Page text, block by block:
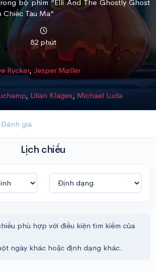
bộ phim “Elli And The Ghostly Ghost
Tàu Ma”
82 phút
Rycker, Jesper Møller
, Lilian Klages, Michael Luda
Đánh giá
Lịch chiếu
phù hợp với điều kiện tìm kiếm của
ngày khác hoặc định dạng khác.